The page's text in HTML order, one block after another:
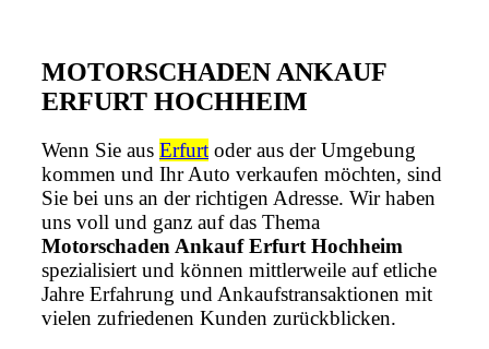
MOTORSCHADEN ANKAUF
ERFURT HOCHHEIM
Wenn Sie aus Erfurt oder aus der Umgebung
kommen und Ihr Auto verkaufen möchten, sind
Sie bei uns an der richtigen Adresse. Wir haben
uns voll und ganz auf das Thema
Motorschaden Ankauf Erfurt Hochheim
spezialisiert und können mittlerweile auf etliche
Jahre Erfahrung und Ankaufstransaktionen mit
vielen zufriedenen Kunden zurückblicken.